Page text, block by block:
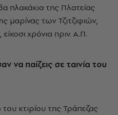
πλακάκια της Πλατείας
μαρίνας των Τζιτζιφιών,
χρόνια πριν. Α.Π.
να παίζεις σε ταινία του
κτιρίου της Τράπεζας